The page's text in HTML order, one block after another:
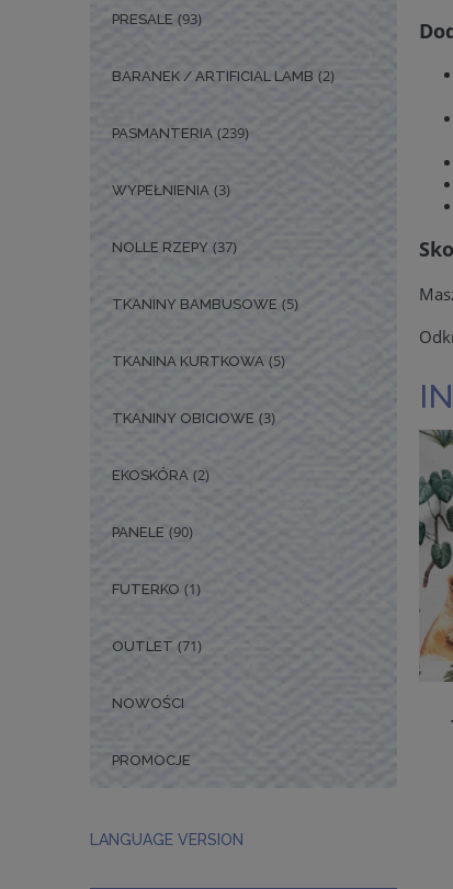
PRESALE (93)
BARANEK / ARTIFICIAL LAMB (2)
PASMANTERIA (239)
WYPEŁNIENIA (3)
NOLLE RZEPY (37)
TKANINY BAMBUSOWE (5)
TKANINA KURTKOWA (5)
TKANINY OBICIOWE (3)
EKOSKÓRA (2)
PANELE (90)
FUTERKO (1)
OUTLET (71)
NOWOŚCI
PROMOCJE
LANGUAGE VERSION